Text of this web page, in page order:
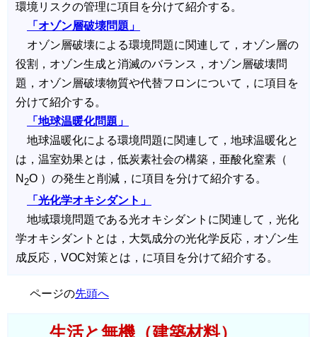
環境リスクの管理に項目を分けて紹介する。
「オゾン層破壊問題」
オゾン層破壊による環境問題に関連して，オゾン層の
役割，オゾン生成と消滅のバランス，オゾン層破壊問
題，オゾン層破壊物質や代替フロンについて，に項目を
分けて紹介する。
「地球温暖化問題」
地球温暖化による環境問題に関連して，地球温暖化と
は，温室効果とは，低炭素社会の構築，亜酸化窒素（
N 2O ）の発生と削減，に項目を分けて紹介する。
「光化学オキシダント」
地域環境問題である光オキシダントに関連して，光化
学オキシダントとは，大気成分の光化学反応，オゾン生
成反応，VOC対策とは，に項目を分けて紹介する。
ページの先頭へ
生活と無機（建築材料）